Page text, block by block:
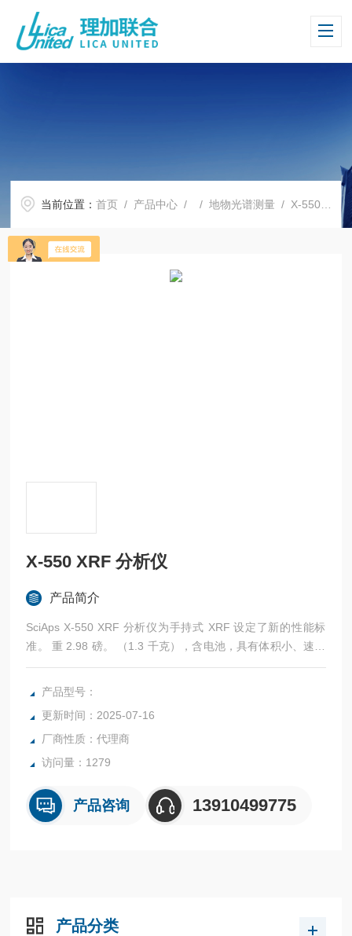
当前位置：首页 / 产品中心 / /地物光谱测量 / X-550 XRF 分析仪
X-550 XRF 分析仪
产品简介
SciAps X-550 XRF 分析仪为手持式 XRF 设定了新的性能标
准。 重 2.98 磅。 （1.3 千克），含电池，具有体积小、速度
快、精度高的特点 。
产品型号：
更新时间：2025-07-16
厂商性质：代理商
访问量：1279
产品咨询 13910499775
产品分类